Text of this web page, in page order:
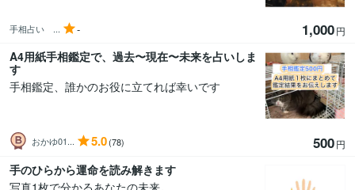
手相占い ... - 1,000円
A4用紙手相鑑定で、過去〜現在〜未来を占いしま
す
手相鑑定、誰かのお役に立てれば幸いです
おかゆ01... 5.0(78) 500円
手のひらから運命を読み解きます